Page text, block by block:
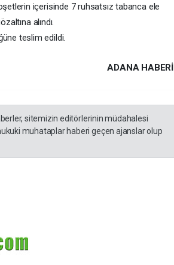
içerisinde 7 ruhsatsız tabanca ele
alındı.
teslim edildi.
ADANA HABERİ
sitemizin editörlerinin müdahalesi
muhataplar haberi geçen ajanslar olup